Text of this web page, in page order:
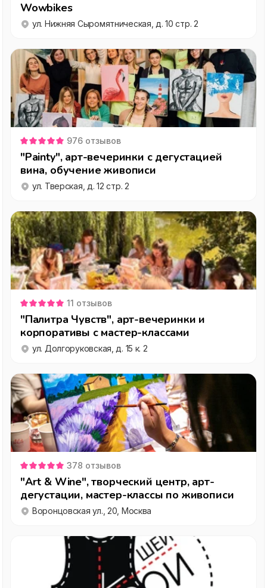
Wowbikes
ул. Нижняя Сыромятническая, д. 10 стр. 2
976 отзывов
"Painty", арт-вечеринки с дегустацией
вина, обучение живописи
ул. Тверская, д. 12 стр. 2
11 отзывов
"Палитра Чувств", арт-вечеринки и
корпоративы с мастер-классами
ул. Долгоруковская, д. 15 к. 2
378 отзывов
"Art & Wine", творческий центр, арт-
дегустации, мастер-классы по живописи
Воронцовская ул., 20, Москва